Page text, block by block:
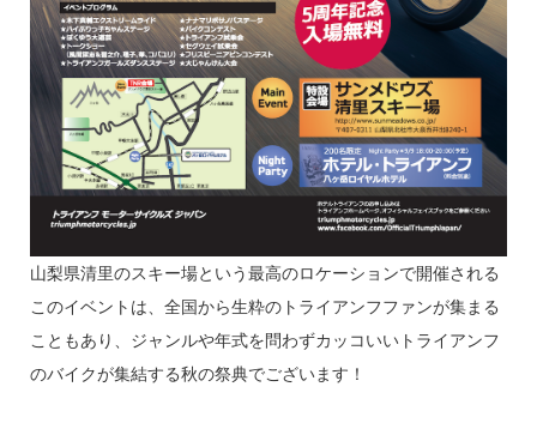
山梨県清里のスキー場という最高のロケーションで開催される
このイベントは、全国から生粋のトライアンフファンが集まる
こともあり、ジャンルや年式を問わずカッコいいトライアンフ
のバイクが集結する秋の祭典でございます！